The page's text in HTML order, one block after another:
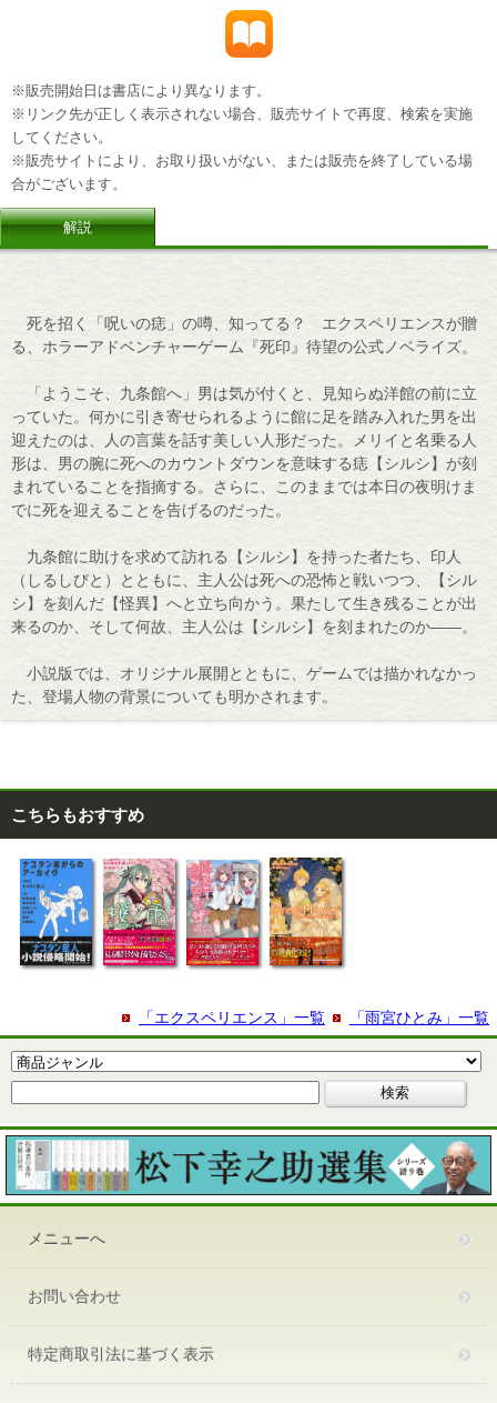
※販売開始日は書店により異なります。
※リンク先が正しく表示されない場合、販売サイトで再度、検索を実施
してください。
※販売サイトにより、お取り扱いがない、または販売を終了している場
合がございます。
解説
死を招く「呪いの痣」の噂、知ってる？ エクスペリエンスが贈
る、ホラーアドベンチャーゲーム『死印』待望の公式ノベライズ。
「ようこそ、九条館へ」男は気が付くと、見知らぬ洋館の前に立
っていた。何かに引き寄せられるように館に足を踏み入れた男を出
迎えたのは、人の言葉を話す美しい人形だった。メリイと名乗る人
形は、男の腕に死へのカウントダウンを意味する痣【シルシ】が刻
まれていることを指摘する。さらに、このままでは本日の夜明けま
でに死を迎えることを告げるのだった。
九条館に助けを求めて訪れる【シルシ】を持った者たち、印人
（しるしびと）とともに、主人公は死への恐怖と戦いつつ、【シル
シ】を刻んだ【怪異】へと立ち向かう。果たして生き残ることが出
来るのか、そして何故、主人公は【シルシ】を刻まれたのか――。
小説版では、オリジナル展開とともに、ゲームでは描かれなかっ
た、登場人物の背景についても明かされます。
こちらもおすすめ
「雨宮ひとみ」一覧
「エクスペリエンス」一覧
メニューへ
お問い合わせ
特定商取引法に基づく表示